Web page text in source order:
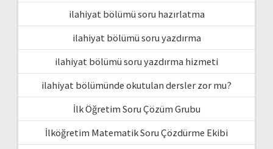
ilahiyat bölümü soru hazırlatma
ilahiyat bölümü soru yazdırma
ilahiyat bölümü soru yazdırma hizmeti
ilahiyat bölümünde okutulan dersler zor mu?
İlk Öğretim Soru Çözüm Grubu
İlköğretim Matematik Soru Çözdürme Ekibi